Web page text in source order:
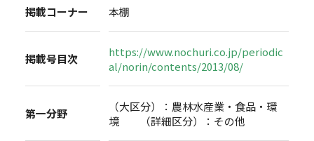
掲載コーナー 本棚
掲載号目次
https://www.nochuri.co.jp/periodic
al/norin/contents/2013/08/
第一分野
（大区分）：農林水産業・食品・環
境 （詳細区分）：その他